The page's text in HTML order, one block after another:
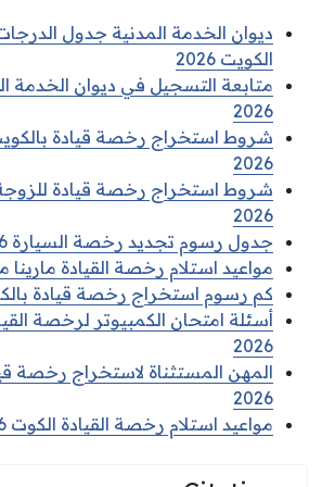
ديوان الخدمة المدنية جدول
الكويت 2026
متابعة التسجيل في ديوان الخدمة
2026
شروط استخراج رخصة قيادة
2026
شروط استخراج رخصة قيادة
2026
جدول رسوم تجديد رخصة السيارة 2026
مواعيد استلام رخصة القيادة مارينا مول
كم رسوم استخراج رخصة قيادة بالكويت
أسئلة امتحان الكمبيوتر لرخصة
2026
المهن المستثناة لاستخراج رخصة
2026
مواعيد استلام رخصة القيادة الكوت 2026